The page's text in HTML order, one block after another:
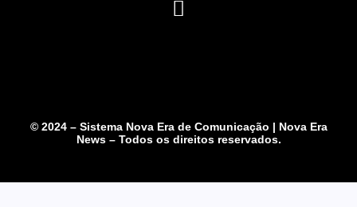
© 2024 – Sistema Nova Era de Comunicação | Nova Era
News – Todos os direitos reservados.